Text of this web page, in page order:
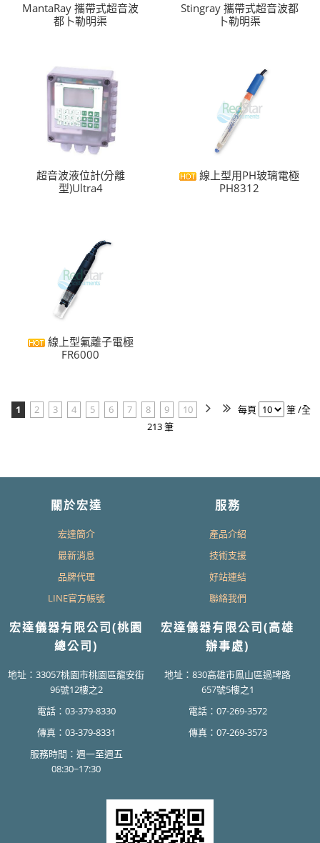
MantaRay 攜帶式超音波
都卜勒明渠
Stingray 攜帶式超音波都
卜勒明渠
超音波液位計(分離
型)Ultra4
線上型用PH玻璃電極
PH8312
線上型氟離子電極
FR6000
1 2 3 4 5 6 7 8 9 10 每頁
筆 /全
213 筆
關於宏達
宏達簡介
最新消息
品牌代理
LINE官方帳號
服務
產品介紹
技術支援
好站連結
聯絡我們
宏達儀器有限公司(桃園
總公司)
地址：33057桃園市桃園區龍安街
96號12樓之2
電話：03-379-8330
傳真：03-379-8331
服務時間：週一至週五
08:30~17:30
宏達儀器有限公司(高雄
辦事處)
地址：830高雄市鳳山區過埤路
657號5樓之1
電話：07-269-3572
傳真：07-269-3573